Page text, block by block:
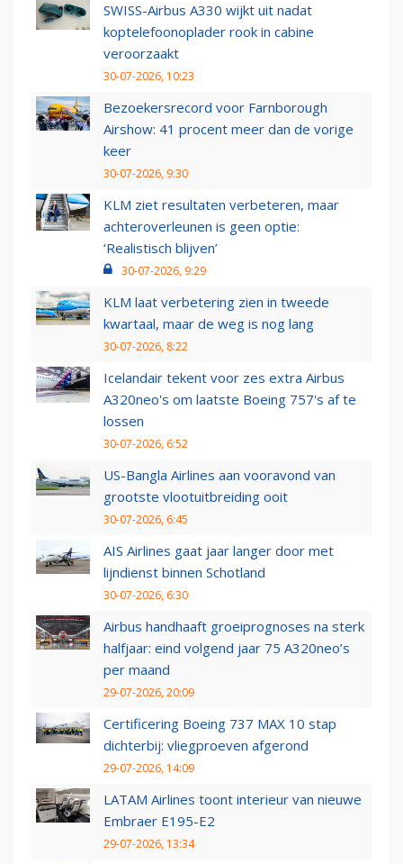
SWISS-Airbus A330 wijkt uit nadat
koptelefoonoplader rook in cabine
veroorzaakt
30-07-2026, 10:23
Bezoekersrecord voor Farnborough
Airshow: 41 procent meer dan de vorige
keer
30-07-2026, 9:30
KLM ziet resultaten verbeteren, maar
achteroverleunen is geen optie:
‘Realistisch blijven’
30-07-2026, 9:29
KLM laat verbetering zien in tweede
kwartaal, maar de weg is nog lang
30-07-2026, 8:22
Icelandair tekent voor zes extra Airbus
A320neo's om laatste Boeing 757's af te
lossen
30-07-2026, 6:52
US-Bangla Airlines aan vooravond van
grootste vlootuitbreiding ooit
30-07-2026, 6:45
AIS Airlines gaat jaar langer door met
lijndienst binnen Schotland
30-07-2026, 6:30
Airbus handhaaft groeiprognoses na sterk
halfjaar: eind volgend jaar 75 A320neo’s
per maand
29-07-2026, 20:09
Certificering Boeing 737 MAX 10 stap
dichterbij: vliegproeven afgerond
29-07-2026, 14:09
LATAM Airlines toont interieur van nieuwe
Embraer E195-E2
29-07-2026, 13:34